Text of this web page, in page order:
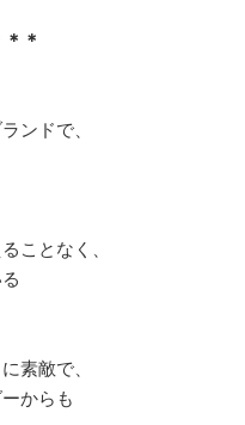
＊
ンドで、
ことなく、
素敵で、
からも